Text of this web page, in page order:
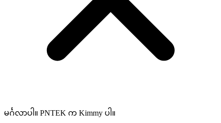
မင်္ဂလာပါ။ PNTEK က Kimmy ပါ။